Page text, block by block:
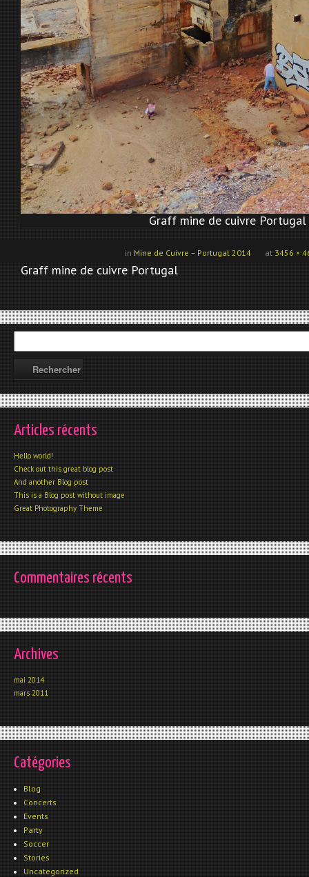
Graff mine de cuivre Portugal
at 3456 ×
in Mine de Cuivre – Portugal 2014
Graff mine de cuivre Portugal
Articles récents
Hello world!
Check out this great blog post
And another Blog post
This is a Blog post without image
Great Photography Theme
Commentaires récents
Archives
mai 2014
mars 2011
Catégories
Blog
Concerts
Events
Party
Soccer
Stories
Uncategorized